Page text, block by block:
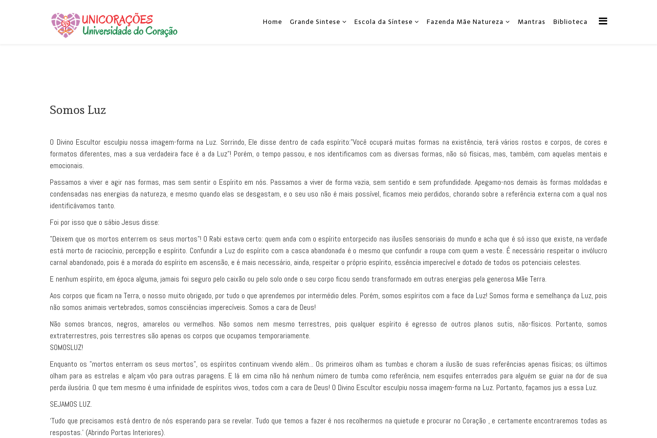
Home Grande Sintese Escola da Síntese Fazenda Mãe Natureza Mantras Biblioteca
Somos Luz
O Divino Escultor esculpiu nossa imagem-forma na Luz. Sorrindo, Ele disse dentro de cada espírito:"Você ocupará muitas formas na existência, terá vários rostos e corpos, de cores e
formatos diferentes, mas a sua verdadeira face é a da Luz"! Porém, o tempo passou, e nos identificamos com as diversas formas, não só físicas, mas, também, com aquelas mentais e
emocionais.
Passamos a viver e agir nas formas, mas sem sentir o Espírito em nós. Passamos a viver de forma vazia, sem sentido e sem profundidade. Apegamo-nos demais às formas moldadas e
condensadas nas energias da natureza, e mesmo quando elas se desgastam, e o seu uso não é mais possível, ficamos meio perdidos, chorando sobre a referência externa com a qual nos
identificávamos tanto.
Foi por isso que o sábio Jesus disse:
"Deixem que os mortos enterrem os seus mortos"! O Rabi estava certo: quem anda com o espírito entorpecido nas ilusões sensoriais do mundo e acha que é só isso que existe, na verdade
está morto de raciocínio, percepção e espírito. Confundir a Luz do espírito com a casca abandonada é o mesmo que confundir a roupa com quem a veste. É necessário respeitar o invólucro
carnal abandonado, pois é a morada do espírito em ascensão, e é mais necessário, ainda, respeitar o próprio espírito, essência imperecível e dotado de todos os potenciais celestes.
E nenhum espírito, em época alguma, jamais foi seguro pelo caixão ou pelo solo onde o seu corpo ficou sendo transformado em outras energias pela generosa Mãe Terra.
Aos corpos que ficam na Terra, o nosso muito obrigado, por tudo o que aprendemos por intermédio deles. Porém, somos espíritos com a face da Luz! Somos forma e semelhança da Luz, pois
não somos animais vertebrados, somos consciências imperecíveis. Somos a cara de Deus!
Não somos brancos, negros, amarelos ou vermelhos. Não somos nem mesmo terrestres, pois qualquer espírito é egresso de outros planos sutis, não-físicos. Portanto, somos
extraterrestres, pois terrestres são apenas os corpos que ocupamos temporariamente.
SOMOSLUZ!
Enquanto os "mortos enterram os seus mortos", os espíritos continuam vivendo além... Os primeiros olham as tumbas e choram a ilusão de suas referências apenas físicas; os últimos
olham para as estrelas e alçam vôo para outras paragens. E lá em cima não há nenhum número de tumba como referência, nem esquifes enterrados para alguém se guiar na dor de sua
perda ilusória. O que tem mesmo é uma infinidade de espíritos vivos, todos com a cara de Deus! O Divino Escultor esculpiu nossa imagem-forma na Luz. Portanto, façamos jus a essa Luz.
SEJAMOS LUZ.
‘Tudo que precisamos está dentro de nós esperando para se revelar. Tudo que temos a fazer é nos recolhermos na quietude e procurar no Coração , e certamente encontraremos todas as
respostas.’ (Abrindo Portas Interiores).